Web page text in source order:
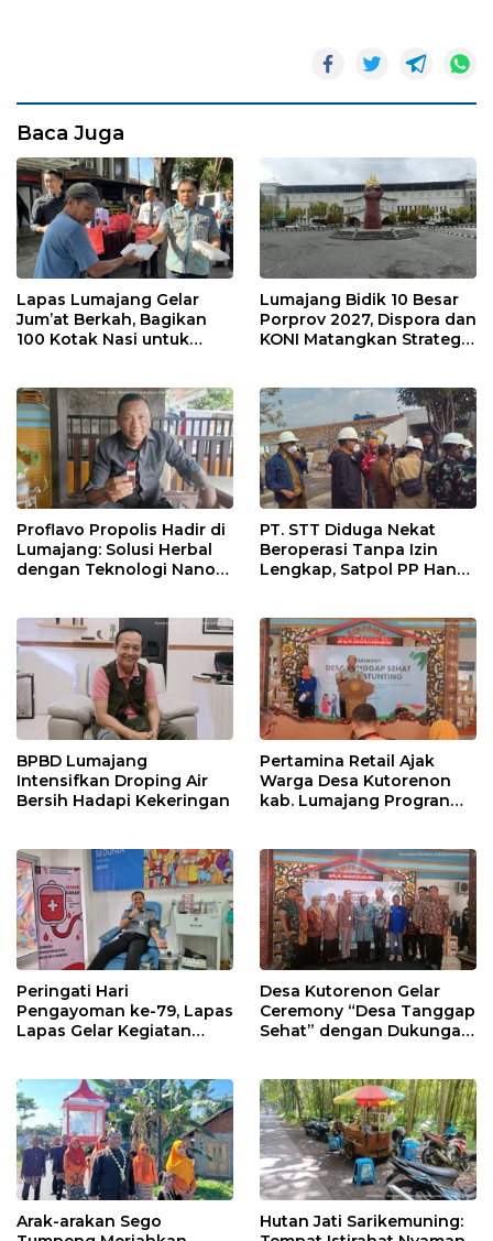
Baca Juga
Lapas Lumajang Gelar
Jum’at Berkah, Bagikan
100 Kotak Nasi untuk
Lumajang Bidik 10 Besar
Porprov 2027, Dispora dan
KONI Matangkan Strategi
Proflavo Propolis Hadir di
Lumajang: Solusi Herbal
dengan Teknologi Nano
PT. STT Diduga Nekat
Beroperasi Tanpa Izin
Lengkap, Satpol PP Hanya
BPBD Lumajang
Intensifkan Droping Air
Bersih Hadapi Kekeringan
Pertamina Retail Ajak
Warga Desa Kutorenon
kab. Lumajang Progran
Darurat
Peringati Hari
Pengayoman ke-79, Lapas
Lapas Gelar Kegiatan
Desa Kutorenon Gelar
Ceremony “Desa Tanggap
Sehat” dengan Dukungan
Arak-arakan Sego
Hutan Jati Sarikemuning: